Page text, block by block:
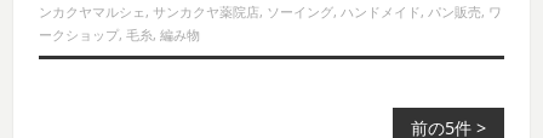
ンカクヤマルシェ , サンカクヤ薬院店, ソーイング, ハンドメイド, パン販売, ワ
ークショップ,毛糸,編み物
前の5件 >